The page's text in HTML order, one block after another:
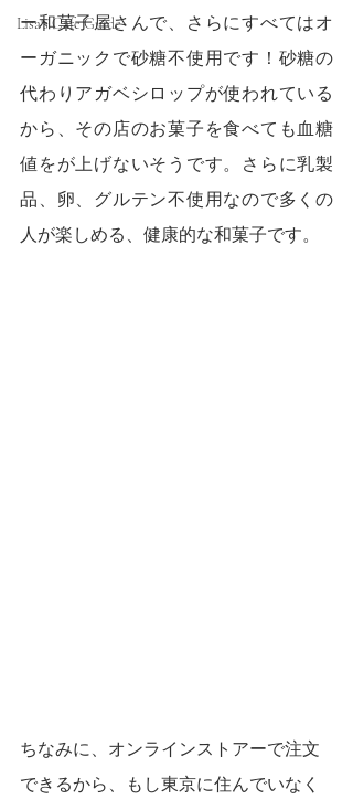
Lisa's Cafe Guide
ー和菓子屋さんで、さらにすべてはオ
ーガニックで砂糖不使用です！砂糖の
代わりアガベシロップが使われている
から、その店のお菓子を食べても血糖
値をが上げないそうです。さらに乳製
品、卵、グルテン不使用なので多くの
人が楽しめる、健康的な和菓子です。
ちなみに、オンラインストアーで注文
できるから、もし東京に住んでいなく